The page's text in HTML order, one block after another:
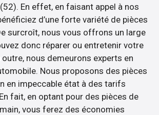
En effet, en faisant appel à nos
d’une forte variété de pièces
surcroît, nous vous offrons un large
donc réparer ou entretenir votre
outre, nous demeurons experts en
Nous proposons des pièces
en impeccable état à des tarifs
fait, en optant pour des pièces de
vous ferez des économies